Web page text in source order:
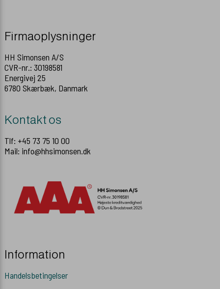
Firmaoplysninger
HH Simonsen A/S
CVR-nr.: 30198581
Energivej 25
6780 Skærbæk, Danmark
Kontakt os
Tlf: +45 73 75 10 00
Mail: info@hhsimonsen.dk
Information
Handelsbetingelser